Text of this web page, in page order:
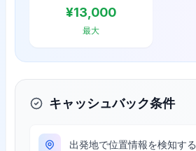
¥13,000
最大
キャッシュバック条件
出発地で位置情報を検知する